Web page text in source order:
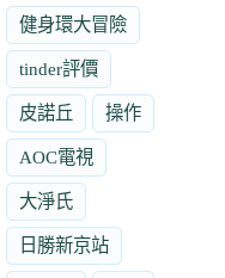
健身環大冒險
tinder評價
皮諾丘 操作
AOC電視
大淨氏
日勝新京站